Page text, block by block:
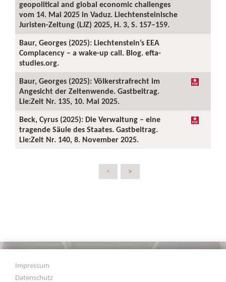
geopolitical and global economic challenges
vom 14. Mai 2025 in Vaduz. Liechtensteinische
Juristen-Zeitung (LJZ) 2025, H. 3, S. 157–159.
Baur, Georges (2025): Liechtenstein’s EEA
Complacency – a wake-up call. Blog. efta-
studies.org.
Baur, Georges (2025): Völkerstrafrecht im
Angesicht der Zeitenwende. Gastbeitrag.
Lie:Zeit Nr. 135, 10. Mai 2025.
Beck, Cyrus (2025): Die Verwaltung – eine
tragende Säule des Staates. Gastbeitrag.
Lie:Zeit Nr. 140, 8. November 2025.
< >
Impressum
Datenschutz